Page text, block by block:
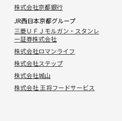
株式会社京都銀行
JR西日本京都グループ
三菱ＵＦＪモルガン・スタンレ
ー証券株式会社
株式会社ロマンライフ
株式会社ステップ
株式会社城山
株式会社 王将フードサービス